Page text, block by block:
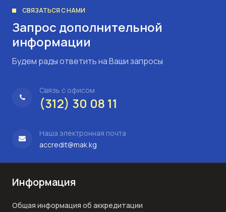
СВЯЗАТЬСЯ С НАМИ
Запрос дополнительной
информации
Будем рады ответить на Ваши запросы
Связь с офисом
(312) 30 08 11
Наша электронная почта
accredit@mak.kg
Информация
Общая информация об аккредитации